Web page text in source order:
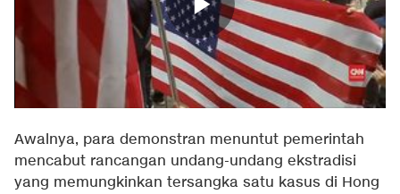
Awalnya, para demonstran menuntut pemerintah
mencabut rancangan undang-undang ekstradisi
yang memungkinkan tersangka satu kasus di Hong